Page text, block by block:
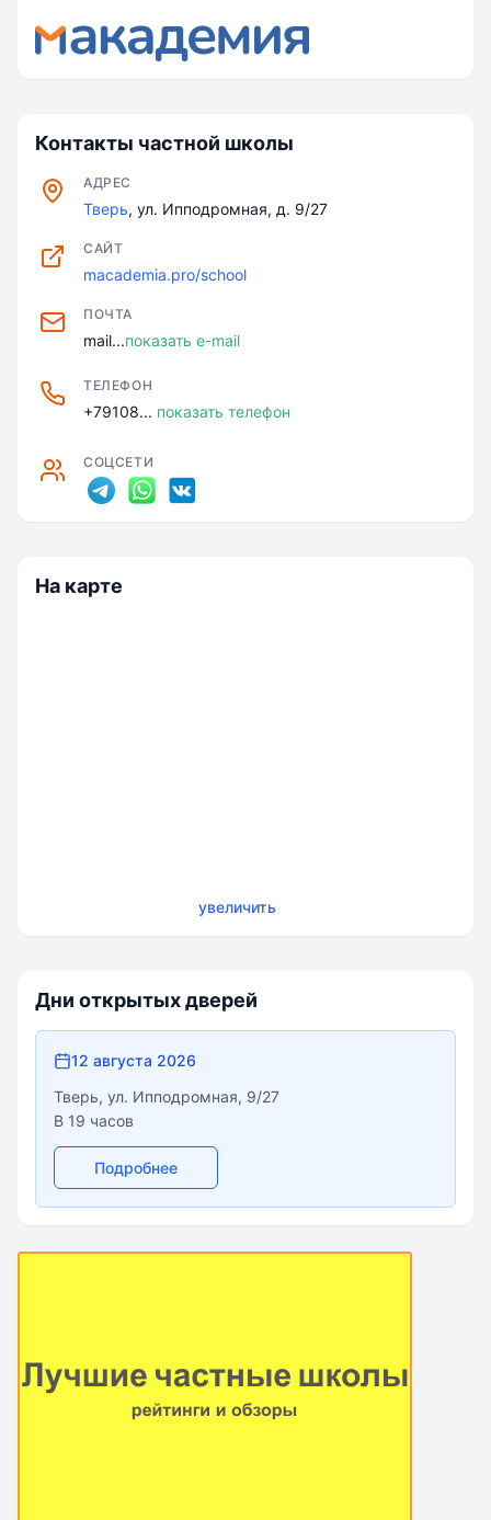
Контакты частной школы
АДРЕС
Тверь, ул. Ипподромная, д. 9/27
САЙТ
macademia.pro/school
ПОЧТА
mail...показать e-mail
ТЕЛЕФОН
+79108... показать телефон
СОЦСЕТИ
На карте
увеличить
Дни открытых дверей
12 августа 2026
Тверь, ул. Ипподромная, 9/27
В 19 часов
Подробнее